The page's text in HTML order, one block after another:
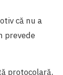
că nu a
prevede
protocolară,